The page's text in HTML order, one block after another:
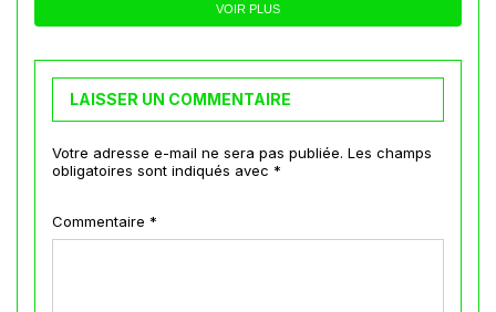
VOIR PLUS
LAISSER UN COMMENTAIRE
Votre adresse e-mail ne sera pas publiée. Les champs
obligatoires sont indiqués avec *
Commentaire *